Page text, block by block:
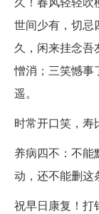
世间少有，切忌
久，闲来挂念
憎消；三笑憾事
遥。
时常开口笑，寿
养病四不：不能
动，还不能删这
祝早日康复！打